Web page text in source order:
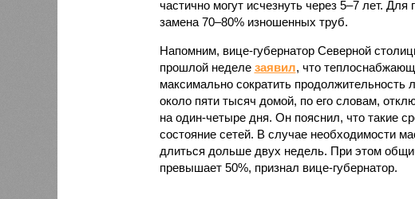
частично могут исчезнуть через 5–7 лет.
замена 70–80% изношенных труб.
Напомним, вице-губернатор Северной
прошлой неделе заявил, что
максимально сократить продолжительность
около пяти тысяч домой, по его словам,
на один-четыре дня. Он пояснил, что такие
состояние сетей. В случае необходимости
длиться дольше двух недель. При этом
превышает 50%, признал вице-губернатор.